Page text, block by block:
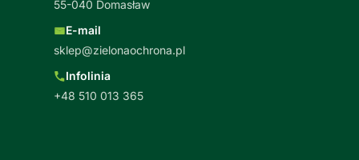
55-040 Domasław
E-mail
sklep@zielonaochrona.pl
Infolinia
+48 510 013 365